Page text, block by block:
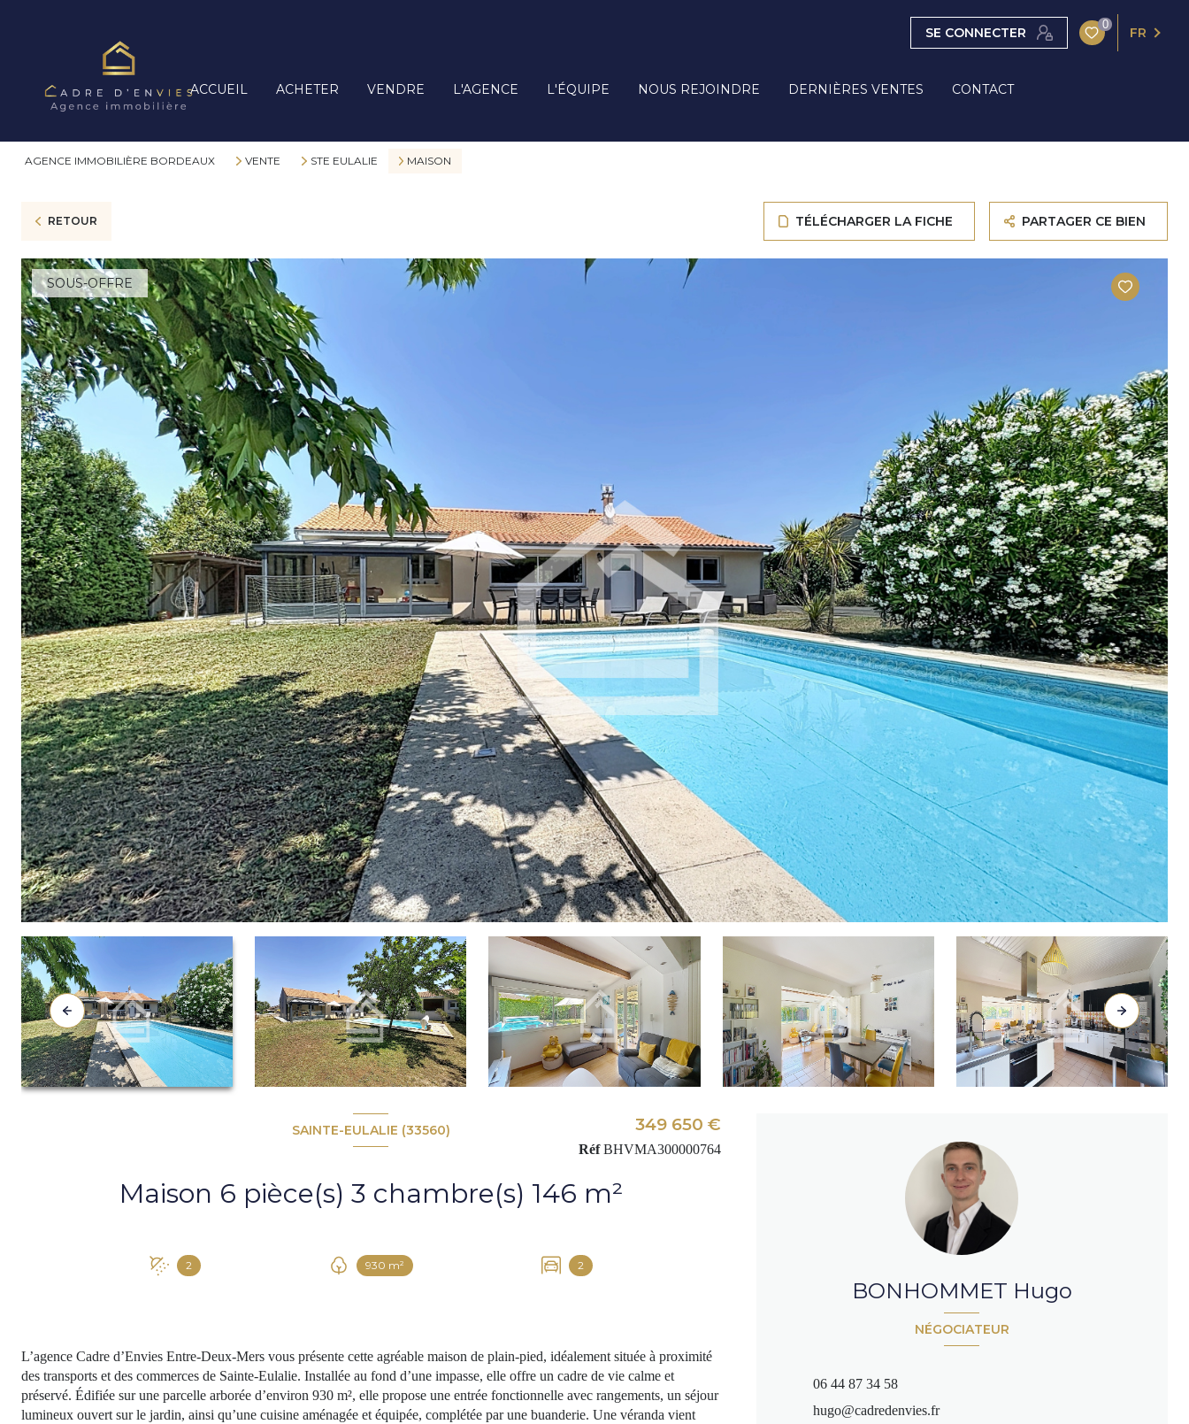
SE CONNECTER
0
FR
ACCUEIL ACHETER VENDRE L'AGENCE L'ÉQUIPE NOUS REJOINDRE DERNIÈRES VENTES CONTACT
AGENCE IMMOBILIÈRE BORDEAUX VENTE STE EULALIE MAISON
RETOUR TÉLÉCHARGER LA FICHE PARTAGER CE BIEN
SOUS-OFFRE
SAINTE-EULALIE (33560)
Maison 6 pièce(s) 3 chambre(s) 146 m²
2 930 m² 2
349 650 €
RéfBHVMA300000764
L’agence Cadre d’Envies Entre-Deux-Mers vous présente cette agréable maison de plain-pied, idéalement située à proximité
des transports et des commerces de Sainte-Eulalie. Installée au fond d’une impasse, elle offre un cadre de vie calme et
préservé. Édifiée sur une parcelle arborée d’environ 930 m², elle propose une entrée fonctionnelle avec rangements, un séjour
lumineux ouvert sur le jardin, ainsi qu’une cuisine aménagée et équipée, complétée par une buanderie. Une véranda vient
NÉGOCIATEUR
BONHOMMET Hugo
06 44 87 34 58
hugo@cadredenvies.fr